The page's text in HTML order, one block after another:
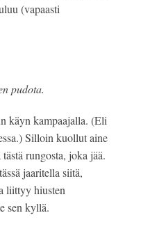
(vapaasti
pudota.
käyn kampaajalla. (Eli
Silloin kuollut aine
rungosta, joka jää.
jaaritella siitä,
liittyy hiusten
sen kyllä.